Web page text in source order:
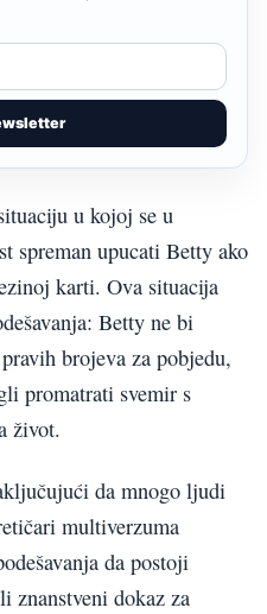
u kojoj se u
spreman upucati Betty ako
karti. Ova situacija
Betty ne bi
brojeva za pobjedu,
promatrati svemir s
život.
da mnogo ljudi
multiverzuma
da postoji
znanstveni dokaz za